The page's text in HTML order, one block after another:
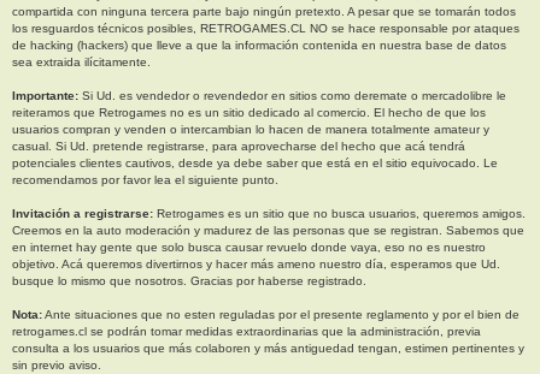
compartida con ninguna tercera parte bajo ningún pretexto. A pesar que se tomarán todos
los resguardos técnicos posibles, RETROGAMES.CL NO se hace responsable por ataques
de hacking (hackers) que lleve a que la información contenida en nuestra base de datos
sea extraida ilícitamente.
Importante: Si Ud. es vendedor o revendedor en sitios como deremate o mercadolibre le
reiteramos que Retrogames no es un sitio dedicado al comercio. El hecho de que los
usuarios compran y venden o intercambian lo hacen de manera totalmente amateur y
casual. Si Ud. pretende registrarse, para aprovecharse del hecho que acá tendrá
potenciales clientes cautivos, desde ya debe saber que está en el sitio equivocado. Le
recomendamos por favor lea el siguiente punto.
Invitación a registrarse: Retrogames es un sitio que no busca usuarios, queremos amigos.
Creemos en la auto moderación y madurez de las personas que se registran. Sabemos que
en internet hay gente que solo busca causar revuelo donde vaya, eso no es nuestro
objetivo. Acá queremos divertirnos y hacer más ameno nuestro día, esperamos que Ud.
busque lo mismo que nosotros. Gracias por haberse registrado.
Nota:Ante situaciones que no esten reguladas por el presente reglamento y por el bien de
retrogames.cl se podrán tomar medidas extraordinarias que la administración, previa
consulta a los usuarios que más colaboren y más antiguedad tengan, estimen pertinentes y
sin previo aviso.